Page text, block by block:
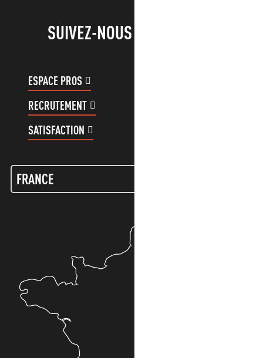
SUIVEZ-NOUS !
ESPACE PROS
RECRUTEMENT
SATISFACTION